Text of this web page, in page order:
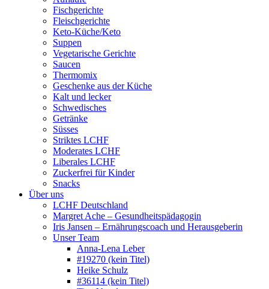
Fischgerichte
Fleischgerichte
Keto-Küche/Keto
Suppen
Vegetarische Gerichte
Saucen
Thermomix
Geschenke aus der Küche
Kalt und lecker
Schwedisches
Getränke
Süsses
Striktes LCHF
Moderates LCHF
Liberales LCHF
Zuckerfrei für Kinder
Snacks
Über uns
LCHF Deutschland
Margret Ache – Gesundheitspädagogin
Iris Jansen – Ernährungscoach und Herausgeberin
Unser Team
Anna-Lena Leber
#19270 (kein Titel)
Heike Schulz
#36114 (kein Titel)